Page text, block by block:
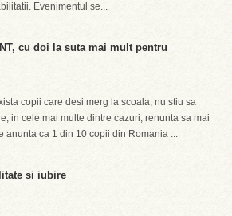
Evenimentul se...
cu doi la suta mai mult pentru
copii care desi merg la scoala, nu stiu sa
in cele mai multe dintre cazuri, renunta sa mai
anunta ca 1 din 10 copii din Romania ...
si iubire